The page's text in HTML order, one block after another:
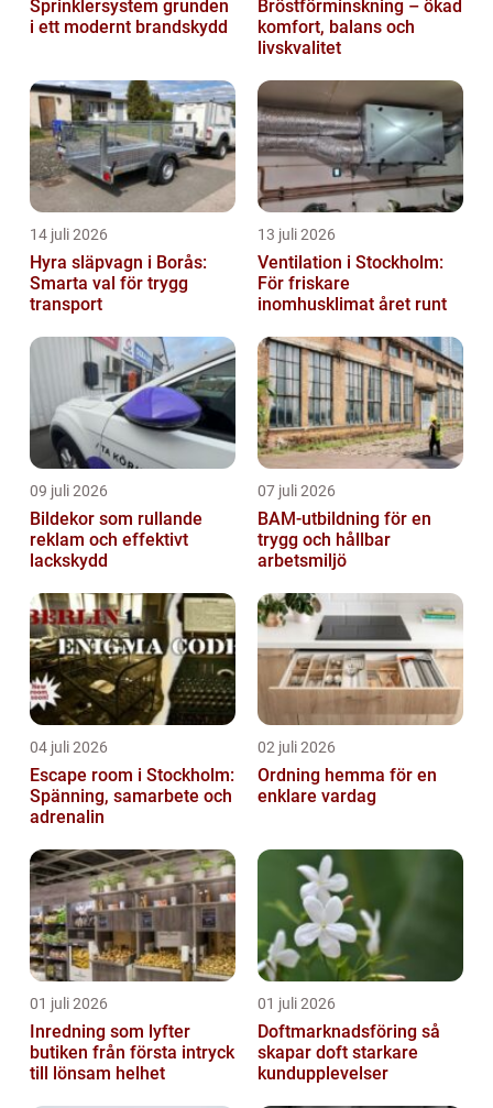
Sprinklersystem grunden
i ett modernt brandskydd
Bröstförminskning – ökad
komfort, balans och
livskvalitet
14 juli 2026
Hyra släpvagn i Borås:
Smarta val för trygg
transport
13 juli 2026
Ventilation i Stockholm:
För friskare
inomhusklimat året runt
09 juli 2026
Bildekor som rullande
reklam och effektivt
lackskydd
07 juli 2026
BAM-utbildning för en
trygg och hållbar
arbetsmiljö
04 juli 2026
Escape room i Stockholm:
Spänning, samarbete och
adrenalin
02 juli 2026
Ordning hemma för en
enklare vardag
01 juli 2026
Inredning som lyfter
butiken från första intryck
till lönsam helhet
01 juli 2026
Doftmarknadsföring så
skapar doft starkare
kundupplevelser